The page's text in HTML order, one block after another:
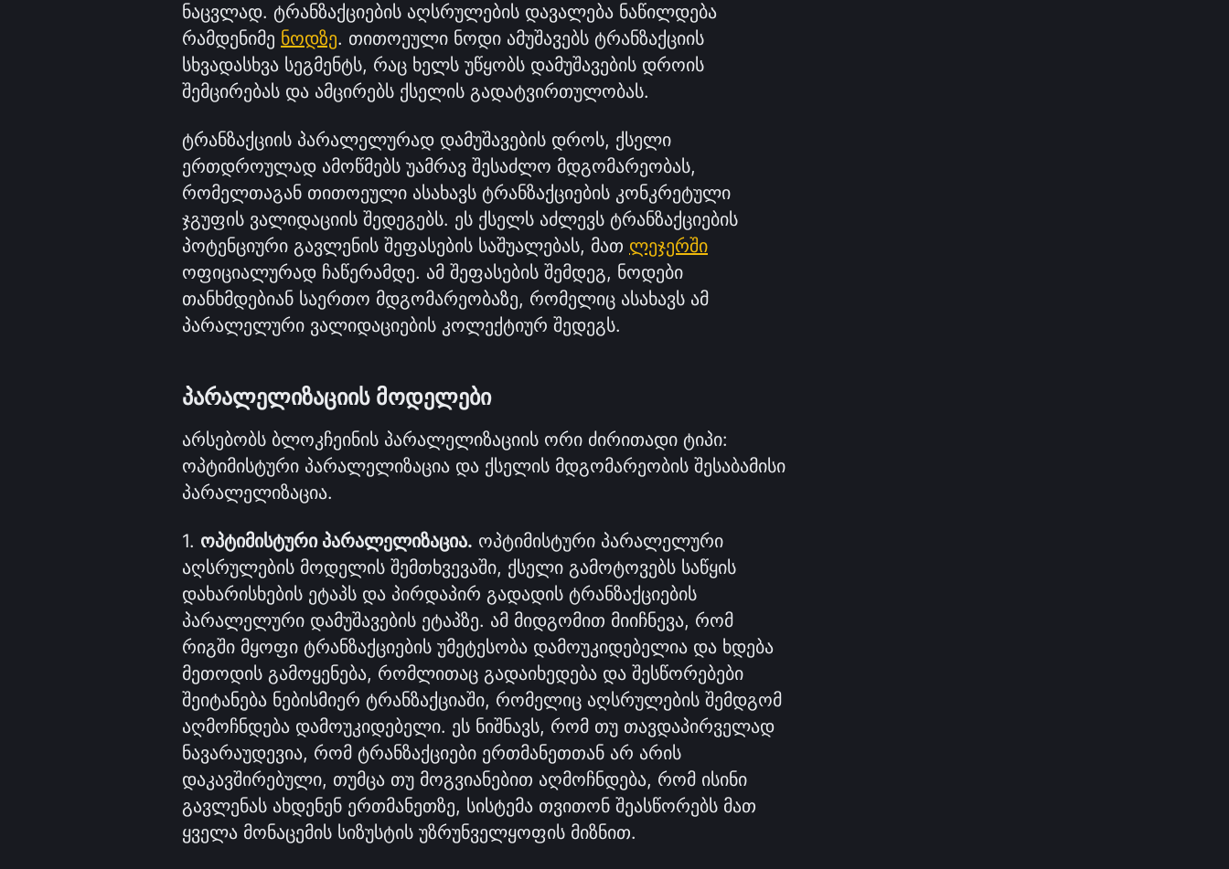
ნაცვლად. ტრანზაქციების აღსრულების დავალება ნაწილდება
რამდენიმე ნოდზე. თითოეული ნოდი ამუშავებს ტრანზაქციის
სხვადასხვა სეგმენტს, რაც ხელს უწყობს დამუშავების დროის
შემცირებას და ამცირებს ქსელის გადატვირთულობას.
ტრანზაქციის პარალელურად დამუშავების დროს, ქსელი
ერთდროულად ამოწმებს უამრავ შესაძლო მდგომარეობას,
რომელთაგან თითოეული ასახავს ტრანზაქციების კონკრეტული
ჯგუფის ვალიდაციის შედეგებს. ეს ქსელს აძლევს ტრანზაქციების
პოტენციური გავლენის შეფასების საშუალებას, მათ ლეჯერში
ოფიციალურად ჩაწერამდე. ამ შეფასების შემდეგ, ნოდები
თანხმდებიან საერთო მდგომარეობაზე, რომელიც ასახავს ამ
პარალელური ვალიდაციების კოლექტიურ შედეგს.
პარალელიზაციის მოდელები
არსებობს ბლოკჩეინის პარალელიზაციის ორი ძირითადი ტიპი:
ოპტიმისტური პარალელიზაცია და ქსელის მდგომარეობის შესაბამისი
პარალელიზაცია.
1. ოპტიმისტური პარალელიზაცია. ოპტიმისტური პარალელური
აღსრულების მოდელის შემთხვევაში, ქსელი გამოტოვებს საწყის
დახარისხების ეტაპს და პირდაპირ გადადის ტრანზაქციების
პარალელური დამუშავების ეტაპზე. ამ მიდგომით მიიჩნევა, რომ
რიგში მყოფი ტრანზაქციების უმეტესობა დამოუკიდებელია და ხდება
მეთოდის გამოყენება, რომლითაც გადაიხედება და შესწორებები
შეიტანება ნებისმიერ ტრანზაქციაში, რომელიც აღსრულების შემდგომ
აღმოჩნდება დამოუკიდებელი. ეს ნიშნავს, რომ თუ თავდაპირველად
ნავარაუდევია, რომ ტრანზაქციები ერთმანეთთან არ არის
დაკავშირებული, თუმცა თუ მოგვიანებით აღმოჩნდება, რომ ისინი
გავლენას ახდენენ ერთმანეთზე, სისტემა თვითონ შეასწორებს მათ
ყველა მონაცემის სიზუსტის უზრუნველყოფის მიზნით.